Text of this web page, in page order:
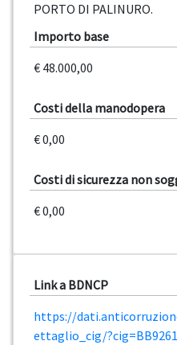
PORTO DI PALINURO.
Importo base
€ 48.000,00
Costi della manodopera
€ 0,00
Costi di sicurezza non
€ 0,00
Link a BDNCP
https://
ettaglio_cig/